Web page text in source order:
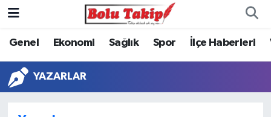
Genel Ekonomi Sağlık Spor İlçe Haberleri
YAZARLAR